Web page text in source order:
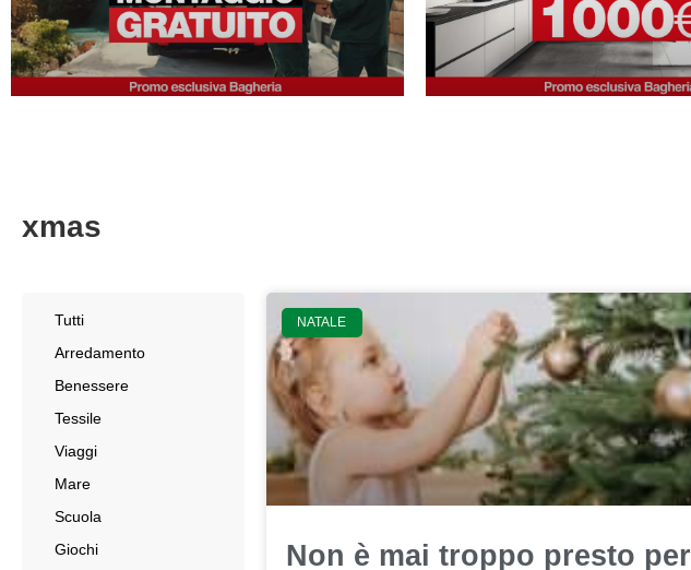
xmas
Tutti
Arredamento
Benessere
Tessile
Viaggi
Mare
Scuola
Giochi
NATALE
Non è mai troppo presto per